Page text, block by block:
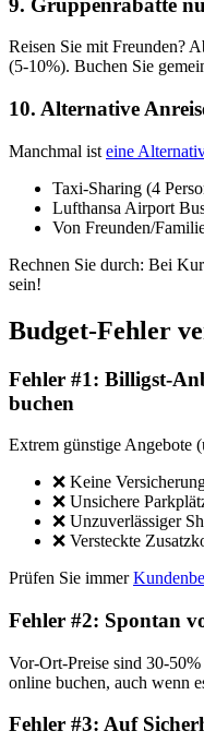
Reisen Sie mit Freunden?
(5-10%). Buchen Sie
10. Alternative
Manchmal ist eine
Taxi-Sharing (4
Lufthansa Airport
Von Freunden/
Rechnen Sie durch: Bei
sein!
Budget-Fehler
Fehler #1: Billigst-
buchen
Extrem günstige Angebote
❌ Keine
❌ Unsichere
❌ Unzuverlässiger
❌ Versteckte
Prüfen Sie immer
Fehler #2: Spontan
Vor-Ort-Preise sind 30-
online buchen, auch wenn
Fehler #3: Auf